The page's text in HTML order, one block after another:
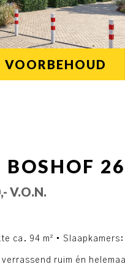
BOSHOF 26
V.O.N.
ca. 94 m² • Slaapkamers:
ruim én